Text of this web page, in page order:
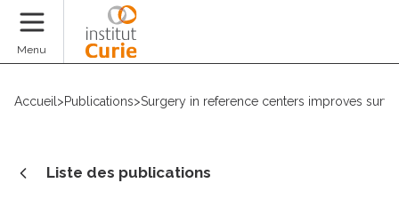
Menu
Accueil >Publications>Surgery in reference centers improves
Liste des publications